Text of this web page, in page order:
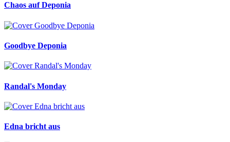
Chaos auf Deponia
Goodbye Deponia
Randal's Monday
Edna bricht aus